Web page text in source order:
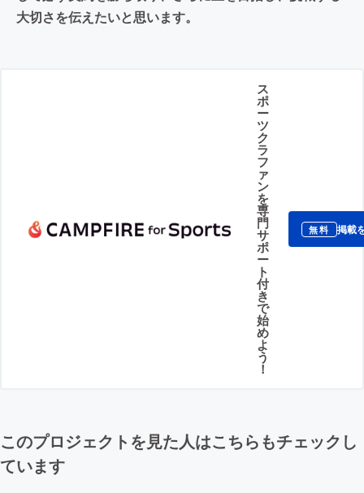
大切さを伝えたいと思います。
ス
ポ
ー
ツ
ク
ラ
フ
ァ
ン
を
専
門
サ
ポ
ー
ト
付
き
で
始
め
よ
う
！
無料 掲載
このプロジェクトを見た人はこちらもチェックし
ています